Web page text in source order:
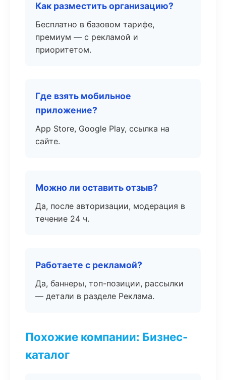
Как разместить организацию?
Бесплатно в базовом тарифе,
премиум — с рекламой и
приоритетом.
Где взять мобильное
приложение?
App Store, Google Play, ссылка на
сайте.
Можно ли оставить отзыв?
Да, после авторизации, модерация в
течение 24 ч.
Работаете с рекламой?
Да, баннеры, топ-позиции, рассылки
— детали в разделе Реклама.
Похожие компании: Бизнес-
каталог